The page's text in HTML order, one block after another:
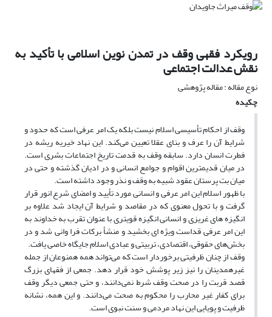
رویکرد فقهی وقف در تمدن نوین اسلامی با تأکید به
نقش عدالت اجتماعی
نوع مقاله : مقاله پژوهشی
چکیده
وقف از احکام تأسیسی اسلام نیست بلکه یک امر عرفی است که حدود و
شرایط آن را عرف و بنای عقلا تعیین می‌کند. این نهاد خیریه ریشه در
فطرت انسان دارد. سابقه وقف به قدمت تاریخ اجتماعات بشری است.
در میان قدیمترین اقوام و جوامع انسانی و در ادیان گذشته و حتی در
میان بت پرستان عقود شبیه به وقف و نذر وجود داشته است.
با ظهور اسلام این امر عرفی و انسانی مورد تأیید و امضای شرع انور قرار
گرفت و با تحول معنوی که در مقاصد و شرایط آن ایجاد شد علاوه بر
انگیزه های غریزی و انسانی انگیزه قویتری با عنوان تقرب به خداوند به
این امر عرفی قداست ویژه ای بخشید و منشأ برکات فرا وانی شد و در
بخش‌های حقوقی، اقتصادی، تربیتی و عبادی اسلام جایگاه خاصی یافت.
وقف از چنان ظرفیتی برخوردار است که می‌تواند همه همنوعان از جمله
غیرهمدینان را نیز زیر پوشش خود قرار دهد. جمعی از فقهای بزرگ
قصد قربت را در صحت وقف شرط نمی‌دانند، و حتی جمعی دیگر وقف
برای کفار غیر محارب را محکوم به صحت می‌دانند.و این همه، نشانه
ظرفیت و پویایی این نهاد مردمی و سنت نبوی است.